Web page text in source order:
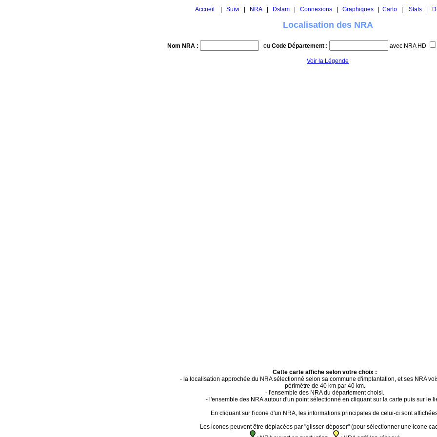
Accueil Suivi NRA Dslam Connexions Graphiques Carto Stats
Localisation des NRA
Nom NRA : ou Code Département : avec NRA HD
Voir la Légende
Cette carte affiche selon votre choix :
- la localisation approchée du NRA sélectionné selon sa commune d'implantation, et ses NRA
périmètre de 40 km par 40 km.
- l'ensemble des NRA du département choisi.
- l'ensemble des NRA autour d'un point sélectionné en cliquant sur la carte puis sur le
En cliquant sur l'icone d'un NRA, les informations principales de celui-ci sont
Les icones peuvent être déplacées par "glisser-déposer" (pour sélectionner une icone